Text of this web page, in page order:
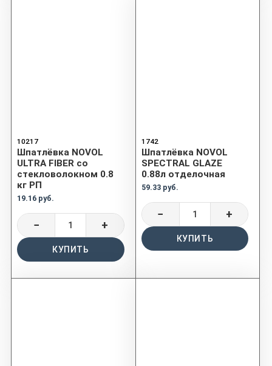
10217
Шпатлёвка NOVOL
ULTRA FIBER со
стекловолокном 0.8
кг РП
19.16 руб.
− +
КУПИТЬ
1742
Шпатлёвка NOVOL
SPECTRAL GLAZE
0.88л отделочная
59.33 руб.
− +
КУПИТЬ